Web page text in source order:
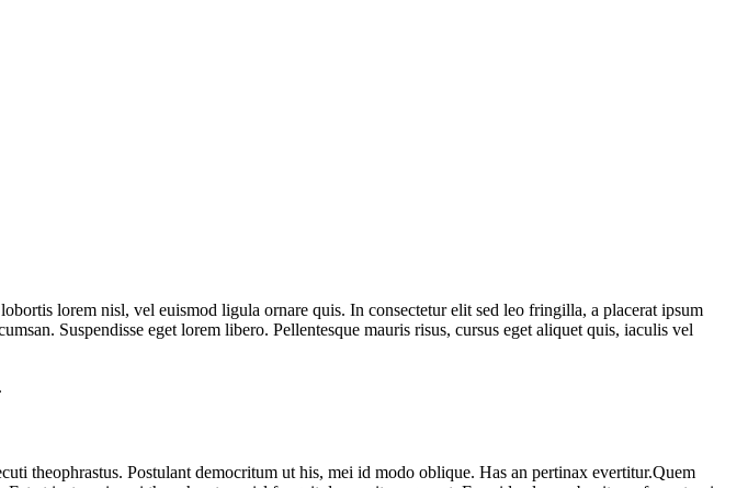
lorem nisl, vel euismod ligula ornare quis. In consectetur elit sed leo fringilla, a placerat ipsum
Suspendisse eget lorem libero. Pellentesque mauris risus, cursus eget aliquet quis, iaculis vel
theophrastus. Postulant democritum ut his, mei id modo oblique. Has an pertinax evertitur.Quem